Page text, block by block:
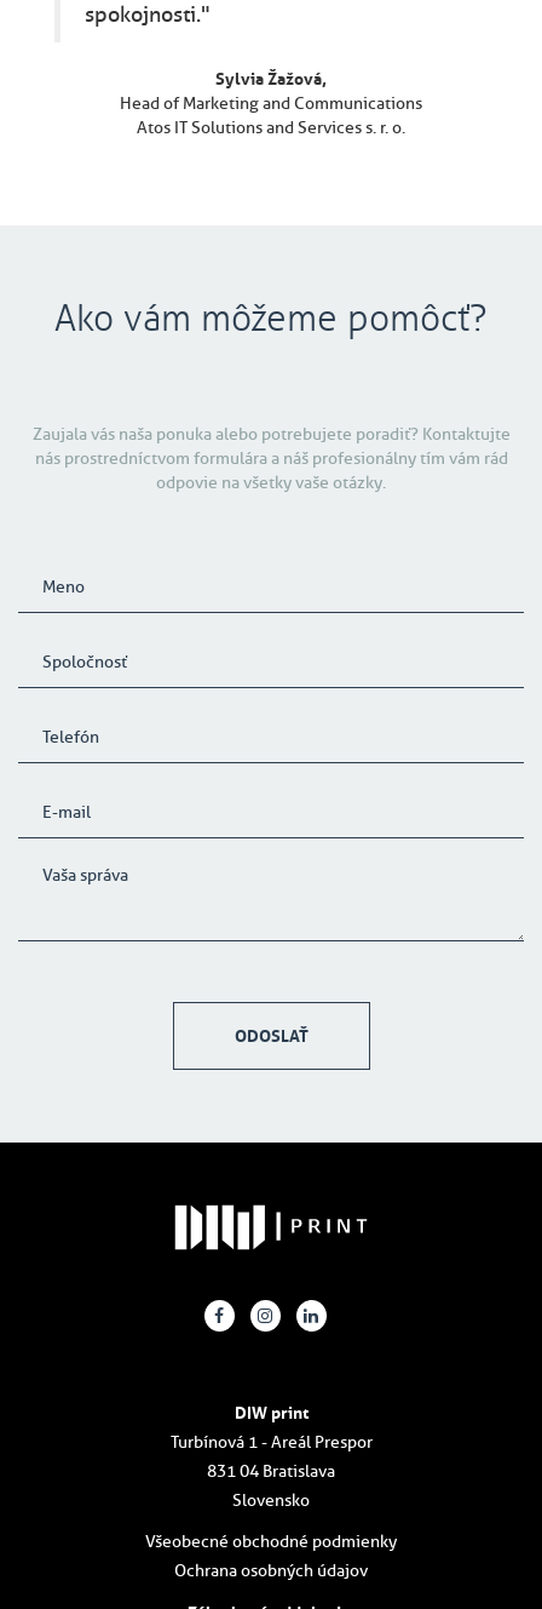
spokojnosti."
Sylvia Žažová,
Head of Marketing and Communications
Atos IT Solutions and Services s. r. o.
Ako vám môžeme pomôcť?
Zaujala vás naša ponuka alebo potrebujete poradiť? Kontaktujte
nás prostredníctvom formulára a náš profesionálny tím vám rád
odpovie na všetky vaše otázky.
ODOSLAŤ
DIW print
Turbínová 1 - Areál Prespor
831 04 Bratislava
Slovensko
Všeobecné obchodné podmienky
Ochrana osobných údajov